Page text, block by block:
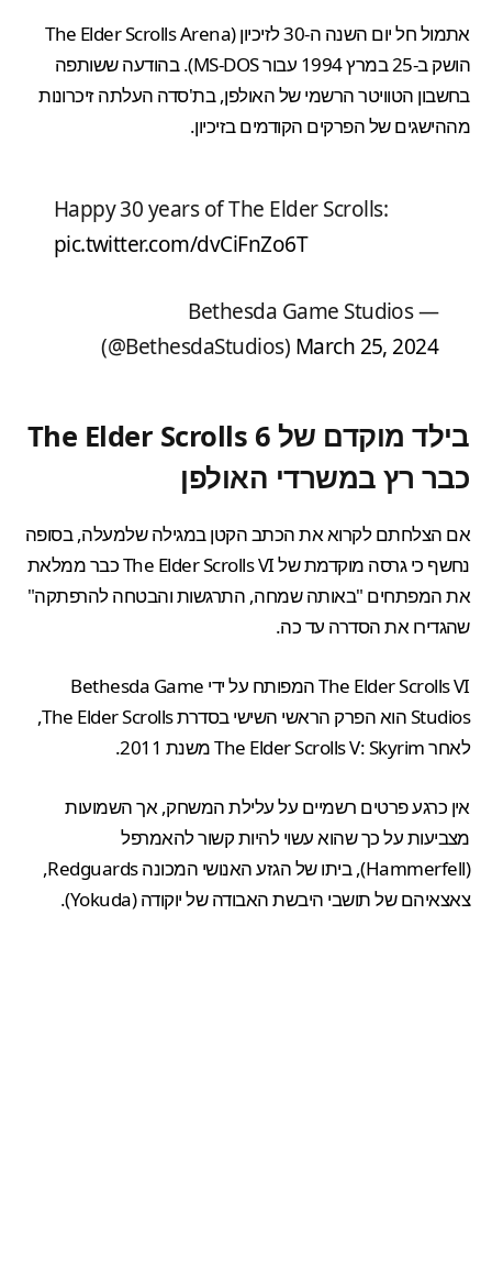
אתמול חל יום השנה ה-30 לזיכיון (The Elder Scrolls Arena
הושק ב-25 במרץ 1994 עבור MS-DOS). בהודעה ששותפה
בחשבון הטוויטר הרשמי של האולפן, בת'סדה העלתה זיכרונות
מההישגים של הפרקים הקודמים בזיכיון.
Happy 30 years of The Elder Scrolls:
pic.twitter.com/dvCiFnZo6T
— Bethesda Game Studios
(@BethesdaStudios) March 25, 2024
בילד מוקדם של The Elder Scrolls 6
כבר רץ במשרדי האולפן
אם הצלחתם לקרוא את הכתב הקטן במגילה שלמעלה, בסופה
נחשף כי גרסה מוקדמת של The Elder Scrolls VI כבר ממלאת
את המפתחים "באותה שמחה, התרגשות והבטחה להרפתקה"
שהגדירו את הסדרה עד כה.
The Elder Scrolls VI המפותח על ידי Bethesda Game
Studios הוא הפרק הראשי השישי בסדרת The Elder Scrolls,
לאחרThe Elder Scrolls V: Skyrimמשנת 2011.
אין כרגע פרטים רשמיים על עלילת המשחק, אך השמועות
מצביעות על כך שהוא עשוי להיות קשור להאמרפל
(Hammerfell), ביתו של הגזע האנושי המכונה Redguards,
צאצאיהם של תושבי היבשת האבודה של יוקודה (Yokuda).